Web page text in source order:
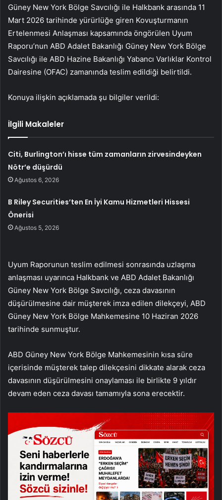
Güney New York Bölge Savcılığı ile Halkbank arasında 11
Mart 2026 tarihinde yürürlüğe giren Kovuşturmanın
Ertelenmesi Anlaşması kapsamında öngörülen Uyum
Raporu’nun ABD Adalet Bakanlığı Güney New York Bölge
Savcılığı ile ABD Hazine Bakanlığı Yabancı Varlıklar Kontrol
Dairesine (OFAC) zamanında teslim edildiği belirtildi.
Konuya ilişkin açıklamada şu bilgiler verildi:
İlgili Makaleler
Citi, Burlington’ı hisse tüm zamanların zirvesindeyken
Nötr’e düşürdü
Ağustos 6, 2026
B Riley Securities’ten En İyi Kamu Hizmetleri Hissesi
Önerisi
Ağustos 5, 2026
Uyum Raporunun teslim edilmesi sonrasında uzlaşma
anlaşması uyarınca Halkbank ve ABD Adalet Bakanlığı
Güney New York Bölge Savcılığı, ceza davasının
düşürülmesine dair müşterek imza edilen dilekçeyi, ABD
Güney New York Bölge Mahkemesine 10 Haziran 2026
tarihinde sunmuştur.
ABD Güney New York Bölge Mahkemesinin kısa süre
içerisinde müşterek talep dilekçesini dikkate alarak ceza
davasının düşürülmesini onaylaması ile birlikte 9 yıldır
devam eden ceza davası tamamıyla sona erecektir.